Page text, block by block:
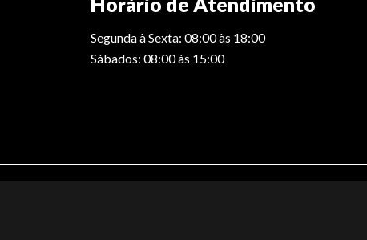
Segunda à Sexta: 08:00 às 18:00
Sábados: 08:00 às 15:00